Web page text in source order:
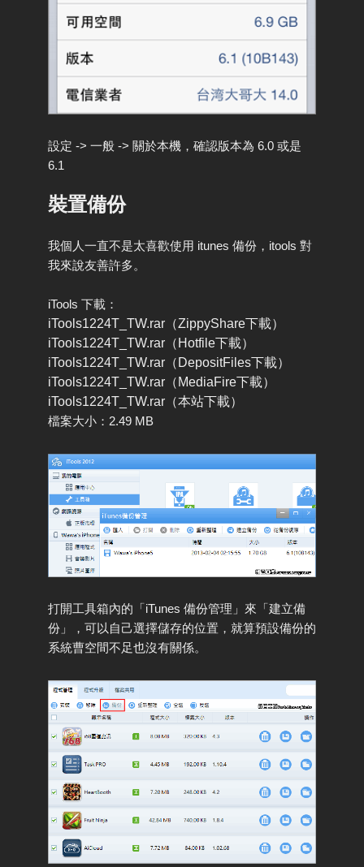
設定 -> 一般 -> 關於本機，確認版本為 6.0 或是
6.1
裝置備份
我個人一直不是太喜歡使用 itunes 備份，itools 對
我來說友善許多。
iTools 下載：
iTools1224T_TW.rar（ZippyShare下載）
iTools1224T_TW.rar（Hotfile下載）
iTools1224T_TW.rar（DepositFiles下載）
iTools1224T_TW.rar（MediaFire下載）
iTools1224T_TW.rar（本站下載）
檔案大小：2.49 MB
打開工具箱內的「iTunes 備份管理」來「建立備
份」，可以自己選擇儲存的位置，就算預設備份的
系統曹空間不足也沒有關係。